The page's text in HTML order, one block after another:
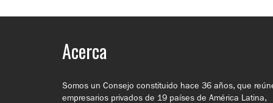
Acerca
Somos un Consejo constituido hace 36 años, que
empresarios privados de 19 países de América Latina,